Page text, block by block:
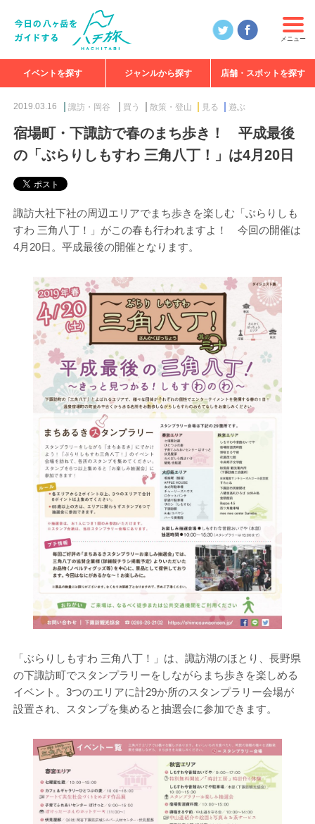
メニュー
イベントを探す ジャンルから探す 店舗・スポットを探す
2019.03.16 諏訪・岡谷 買う 散策・登山 見る 遊ぶ
宿場町・下諏訪で春のまち歩き！ 平成最後
の「ぶらりしもすわ 三角八丁！」は4月20日
諏訪大社下社の周辺エリアでまち歩きを楽しむ「ぶらりしも
すわ 三角八丁！」がこの春も行われますよ！ 今回の開催は
4月20日。平成最後の開催となります。
「ぶらりしもすわ 三角八丁！」は、諏訪湖のほとり、長野県
の下諏訪町でスタンプラリーをしながらまち歩きを楽しめる
イベント。3つのエリアに計29か所のスタンプラリー会場が
設置され、スタンプを集めると抽選会に参加できます。